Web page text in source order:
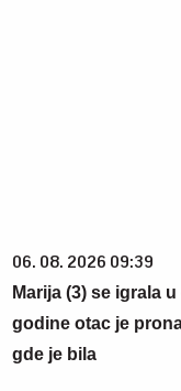
06. 08. 2026 09:39
Marija (3) se igrala
godine otac je
gde je bila